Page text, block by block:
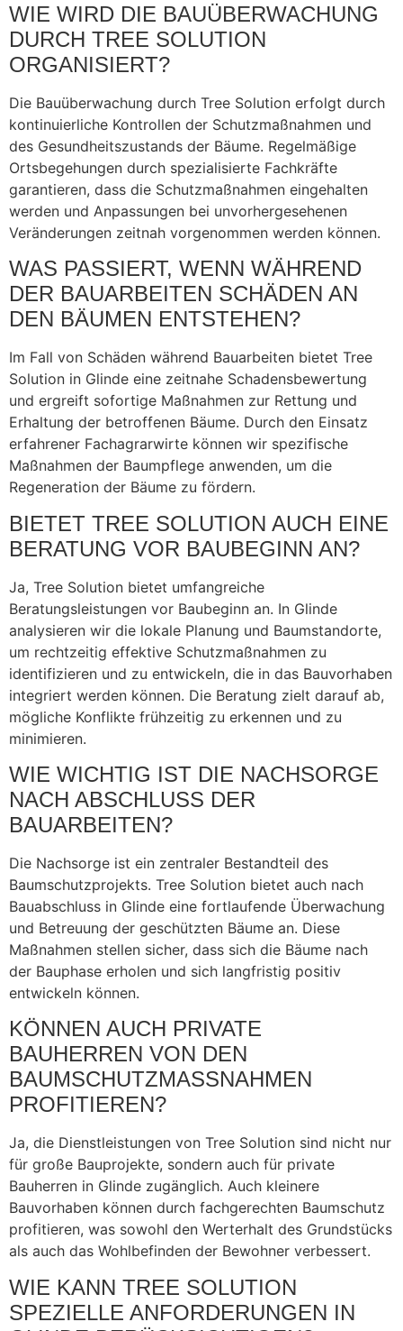
WIE WIRD DIE BAUÜBERWACHUNG
DURCH TREE SOLUTION
ORGANISIERT?
Die Bauüberwachung durch Tree Solution erfolgt durch
kontinuierliche Kontrollen der Schutzmaßnahmen und
des Gesundheitszustands der Bäume. Regelmäßige
Ortsbegehungen durch spezialisierte Fachkräfte
garantieren, dass die Schutzmaßnahmen eingehalten
werden und Anpassungen bei unvorhergesehenen
Veränderungen zeitnah vorgenommen werden können.
WAS PASSIERT, WENN WÄHREND
DER BAUARBEITEN SCHÄDEN AN
DEN BÄUMEN ENTSTEHEN?
Im Fall von Schäden während Bauarbeiten bietet Tree
Solution in Glinde eine zeitnahe Schadensbewertung
und ergreift sofortige Maßnahmen zur Rettung und
Erhaltung der betroffenen Bäume. Durch den Einsatz
erfahrener Fachagrarwirte können wir spezifische
Maßnahmen der Baumpflege anwenden, um die
Regeneration der Bäume zu fördern.
BIETET TREE SOLUTION AUCH EINE
BERATUNG VOR BAUBEGINN AN?
Ja, Tree Solution bietet umfangreiche
Beratungsleistungen vor Baubeginn an. In Glinde
analysieren wir die lokale Planung und Baumstandorte,
um rechtzeitig effektive Schutzmaßnahmen zu
identifizieren und zu entwickeln, die in das Bauvorhaben
integriert werden können. Die Beratung zielt darauf ab,
mögliche Konflikte frühzeitig zu erkennen und zu
minimieren.
WIE WICHTIG IST DIE NACHSORGE
NACH ABSCHLUSS DER
BAUARBEITEN?
Die Nachsorge ist ein zentraler Bestandteil des
Baumschutzprojekts. Tree Solution bietet auch nach
Bauabschluss in Glinde eine fortlaufende Überwachung
und Betreuung der geschützten Bäume an. Diese
Maßnahmen stellen sicher, dass sich die Bäume nach
der Bauphase erholen und sich langfristig positiv
entwickeln können.
KÖNNEN AUCH PRIVATE
BAUHERREN VON DEN
BAUMSCHUTZMASSNAHMEN P
ROFITIEREN?
Ja, die Dienstleistungen von Tree Solution sind nicht nur
für große Bauprojekte, sondern auch für private
Bauherren in Glinde zugänglich. Auch kleinere
Bauvorhaben können durch fachgerechten Baumschutz
profitieren, was sowohl den Werterhalt des Grundstücks
als auch das Wohlbefinden der Bewohner verbessert.
WIE KANN TREE SOLUTION
SPEZIELLE ANFORDERUNGEN IN